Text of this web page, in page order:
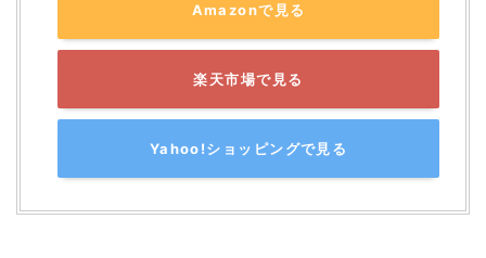
Amazonで見る
楽天市場で見る
Yahoo!ショッピングで見る